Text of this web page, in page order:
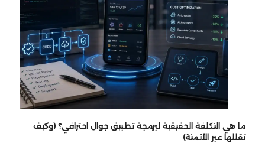
ما هي التكلفة الحقيقية لبرمجة تطبيق جوال احترافي؟ (وكيف
تقللها عبر الأتمتة)